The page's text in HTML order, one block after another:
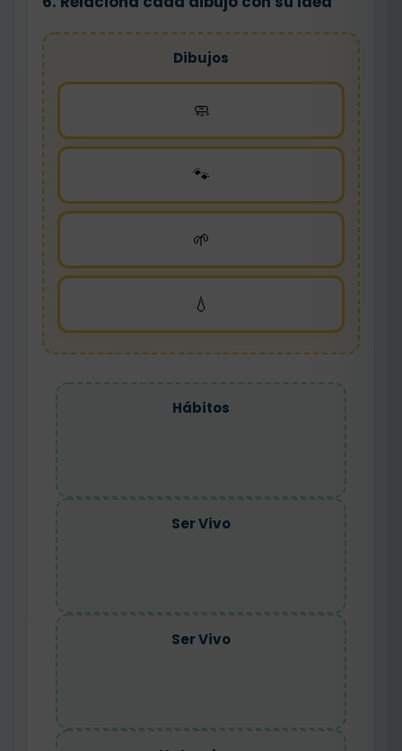
Dibujos
🧼
🐾
🌱
💧
Hábitos
Ser Vivo
Ser Vivo